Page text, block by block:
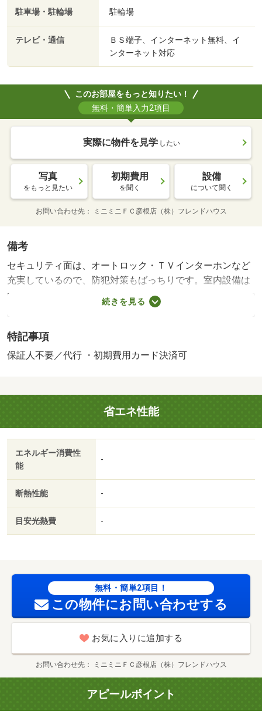
駐車場・駐輪場 駐輪場
テレビ・通信
ＢＳ端子、インターネット無料、イ
ンターネット対応
このお部屋をもっと知りたい！
無料・簡単入力2項目
実際に物件を見学 したい
写真
をもっと見たい
初期費用
を聞く
設備
について聞く
お問い合わせ先 ミニミニＦＣ彦根店（株）フレンドハウス
備考
セキュリティ面は、オートロック・ＴＶインターホンなど
充実しているので、防犯対策もばっちりです。室内設備は
洗面所独立・浴室乾燥機など大変充実しております。共用
部には宅配ボックスが付いているため、好きなタイミング
ス・ウォークインクロゼットなどが備え付けられているの
で、衣類や日用品の収納に重宝します。こちらは初期費用
に、防犯カメラが設置されている物件です。１ヶ月の駐車
スペース利用料金は、４４００円です。自宅でパソコンを
使う方には、初めからインターネットの設置されたお部屋
が便利です。段ボール・空き缶などの仮置き場にもなるベ
ランダがあります。三口コンロが付いている物件です。・
賃貸保証等：加入要（イントラスト 初回保証料：３５０
座振替時））・維持費等：上下水道料４，４００円／月・
共用部には宅配ボックスが備え付けられているため、家で
何時間も待機する必要が無くなります。収納はウォークイ
数料：１．１ヶ月/ルームクリーニング料金 49500円/Ｄ－
ｒｏｏｍＣａｒｄキー料金 16500円/ＩＣロック電池 2750
続きを見る
特記事項
保証人不要／代行 ・初期費用カード決済可
省エネ性能
エネルギー消費性
能
-
断熱性能 -
目安光熱費 -
無料・簡単2項目！
この物件にお問い合わせする
お気に入りに追加する
お問い合わせ先 ミニミニＦＣ彦根店（株）フレンドハウス
アピールポイント